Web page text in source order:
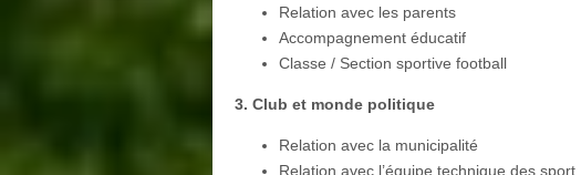
Relation avec les parents
Accompagnement éducatif
Classe / Section sportive football
3. Club et monde politique
Relation avec la municipalité
Relation avec l’équipe technique des sport